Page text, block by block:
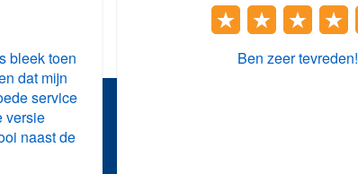
bleek toen
dat mijn
service
versie
naast de
Ben zeer tevreden!